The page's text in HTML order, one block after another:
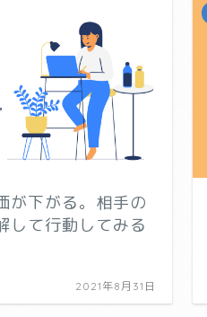
が下がる。相手の
して行動してみる
2021年8月31日